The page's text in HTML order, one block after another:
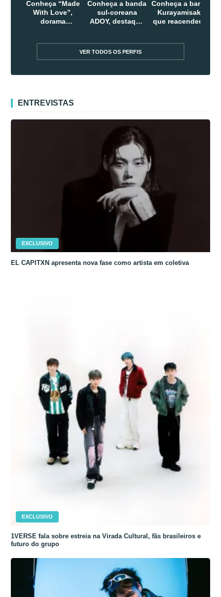
Conheça “Made
With Love”,
dorama
Conheça a banda
sul-coreana
ADOY, destaque
Conheça a banda
Kurayamisaka
que reacendeu o
VER TODOS OS PERFIS
ENTREVISTAS
EXCLUSIVO
EL CAPITXN apresenta nova fase como artista em coletiva
EXCLUSIVO
1VERSE fala sobre estreia na Virada Cultural, fãs brasileiros e
futuro do grupo